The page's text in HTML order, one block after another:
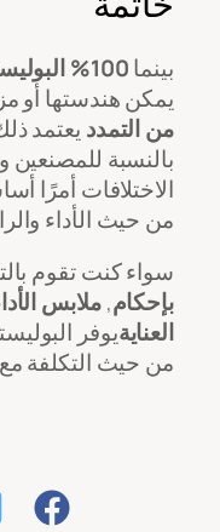
بينما100% البوليستر ليس قابلاً للتمدد بطبيعته
يمكن هندستها أو
من التمدديعتمد ذلك
بالنسبة للمصنعين
الاختلافات أمرًا
من حيث الأداء
سواء كنت تقوم
بإحكام,ملابس الأداء،
العنايةيوفر البوليستر
من حيث التكلفة مع